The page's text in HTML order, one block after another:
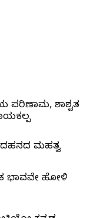
ಪರಿಣಾಮ, ಶಾಶ್ವತ
ಮಹತ್ವ
ಭಾವವೇ ಹೋಳಿ